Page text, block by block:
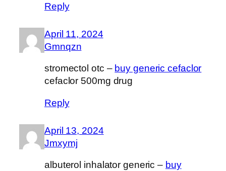
Reply
April 11, 2024
Gmnqzn
stromectol otc – buy generic cefaclor
cefaclor 500mg drug
Reply
April 13, 2024
Jmxymj
albuterol inhalator generic – buy